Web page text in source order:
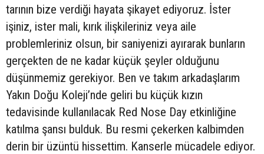
tarının bize verdiği hayata şikayet ediyoruz. İster
işiniz, ister mali, kırık ilişkileriniz veya aile
problemleriniz olsun, bir saniyenizi ayırarak bunların
gerçekten de ne kadar küçük şeyler olduğunu
düşünmemiz gerekiyor. Ben ve takım arkadaşlarım
Yakın Doğu Koleji’nde geliri bu küçük kızın
tedavisinde kullanılacak Red Nose Day etkinliğine
katılma şansı bulduk. Bu resmi çekerken kalbimden
derin bir üzüntü hissettim. Kanserle mücadele ediyor.